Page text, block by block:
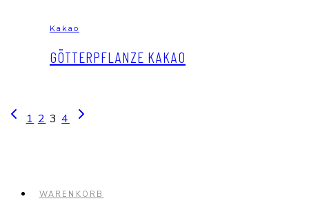
Kakao
GÖTTERPFLANZE KAKAO
SEITENNAVIGATION
Vorherige
1 2 3 4
Nächste
WARENKORB